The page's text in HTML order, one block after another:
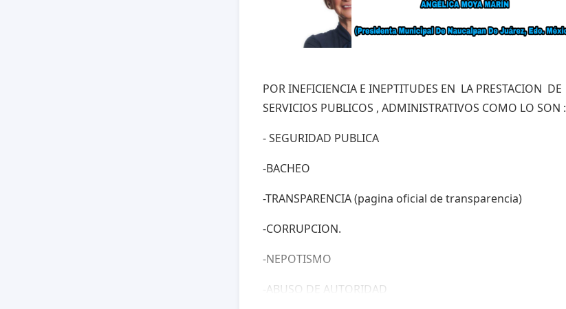
POR INEFICIENCIA E INEPTITUDES EN LA PRESTACION DE
SERVICIOS PUBLICOS , ADMINISTRATIVOS COMO LO SON :
- SEGURIDAD PUBLICA
-BACHEO
-TRANSPARENCIA (pagina oficial de transparencia)
-CORRUPCION.
-NEPOTISMO
-ABUSO DE AUTORIDAD